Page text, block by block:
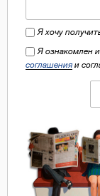
Я хочу
Я ознакомлен
соглашения и